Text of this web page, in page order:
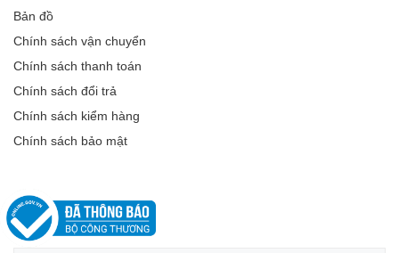
Bản đồ
Chính sách vận chuyển
Chính sách thanh toán
Chính sách đổi trả
Chính sách kiểm hàng
Chính sách bảo mật